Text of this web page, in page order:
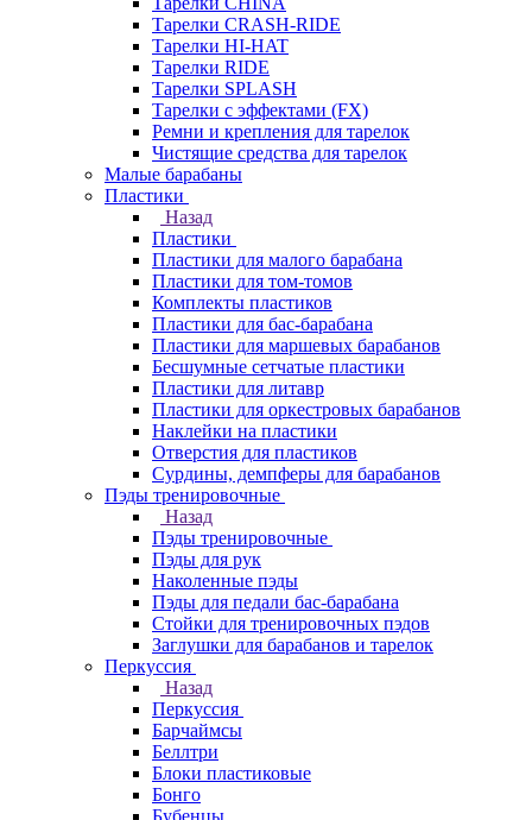
Тарелки CRASH-RIDE
Тарелки HI-HAT
Тарелки RIDE
Тарелки SPLASH
Тарелки с эффектами (FX)
Ремни и крепления для тарелок
Чистящие средства для тарелок
Малые барабаны
Пластики
Назад
Пластики
Пластики для малого барабана
Пластики для том-томов
Комплекты пластиков
Пластики для бас-барабана
Пластики для маршевых барабанов
Бесшумные сетчатые пластики
Пластики для литавр
Пластики для оркестровых барабанов
Наклейки на пластики
Отверстия для пластиков
Сурдины, демпферы для барабанов
Пэды тренировочные
Назад
Пэды тренировочные
Пэды для рук
Наколенные пэды
Пэды для педали бас-барабана
Стойки для тренировочных пэдов
Заглушки для барабанов и тарелок
Перкуссия
Назад
Перкуссия
Барчаймсы
Беллтри
Блоки пластиковые
Бонго
Бубенцы